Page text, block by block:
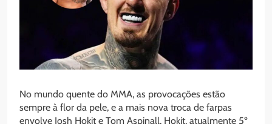
No mundo quente do MMA, as provocações estão
sempre à flor da pele, e a mais nova troca de farpas
envolve Josh Hokit e Tom Aspinall. Hokit, atualmente 5º